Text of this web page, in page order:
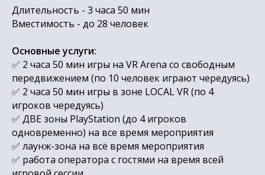
Длительность - 3 часа 50 мин
Вместимость - до 28 человек
Основные услуги:
✅ 2 часа 50 мин игры на VR Arena со свободным
передвижением (по 10 человек играют чередуясь)
✅ 2 часа 50 мин игры в зоне LOCAL VR (по 4
игроков чередуясь)
✅ ДВЕ зоны PlayStation (до 4 игроков
одновременно) на все время мероприятия
✅ лаунж-зона на всё время мероприятия
✅ работа оператора с гостями на время всей